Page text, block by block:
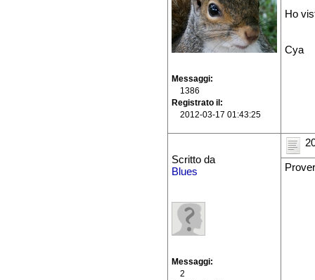
Messaggi
1386
Registrato il
2012-03-17 01:43:25
Ho
Cya
Scritto da
Blues
Messaggi
2